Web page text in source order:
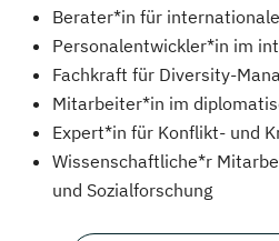
Berater*in für
Personalentwickler*in im
Fachkraft für Diversity-
Mitarbeiter*in im
Expert*in für Konflikt- und
Wissenschaftliche*r
und Sozialforschung